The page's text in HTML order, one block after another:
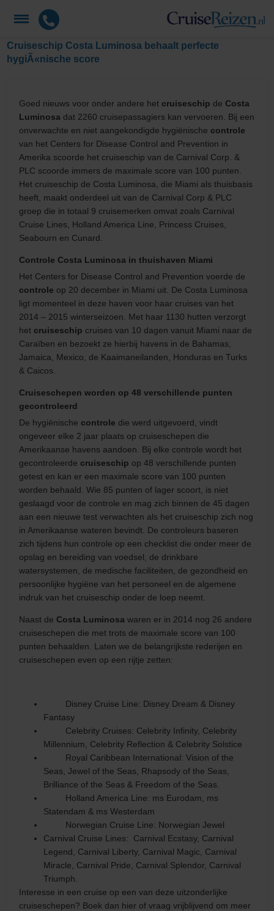
Cruiseschip Costa Luminosa behaalt perfecte
hygiÃ«nische score
Goed nieuws voor onder andere het cruiseschip de Costa
Luminosa dat 2260 cruisepassagiers kan vervoeren. Bij een
onverwachte en niet aangekondigde hygiënische controle
van het Centers for Disease Control and Prevention in
Amerika scoorde het cruiseschip van de Carnival Corp. &
PLC scoorde immers de maximale score van 100 punten.
Het cruiseschip de Costa Luminosa, die Miami als thuisbasis
heeft, maakt onderdeel uit van de Carnival Corp & PLC
groep die in totaal 9 cruisemerken omvat zoals Carnival
Cruise Lines, Holland America Line, Princess Cruises,
Seabourn en Cunard.
Controle Costa Luminosa in thuishaven Miami
Het Centers for Disease Control and Prevention voerde de
controle op 20 december in Miami uit. De Costa Luminosa
ligt momenteel in deze haven voor haar cruises van het
2014 – 2015 winterseizoen. Met haar 1130 hutten verzorgt
het cruiseschip cruises van 10 dagen vanuit Miami naar de
Caraïben en bezoekt ze hierbij havens in de Bahamas,
Jamaica, Mexico, de Kaaimaneilanden, Honduras en Turks
& Caicos.
Cruiseschepen worden op 48 verschillende punten
gecontroleerd
De hygiënische controle die werd uitgevoerd, vindt
ongeveer elke 2 jaar plaats op cruiseschepen die
Amerikaanse havens aandoen. Bij elke controle wordt het
gecontroleerde cruiseschip op 48 verschillende punten
getest en kan er een maximale score van 100 punten
worden behaald. Wie 85 punten of lager scoort, is niet
geslaagd voor de controle en mag zich binnen de 45 dagen
aan een nieuwe test verwachten als het cruiseschip zich nog
in Amerikaanse wateren bevindt. De controleurs baseren
zich tijdens hun controle op een checklist die onder meer de
opslag en bereiding van voedsel, de drinkbare
watersystemen, de medische faciliteiten, de gezondheid en
persoonlijke hygiëne van het personeel en de algemene
indruk van het cruiseschip onder de loep neemt.
Naast de Costa Luminosa waren er in 2014 nog 26 andere
cruiseschepen die met trots de maximale score van 100
punten behaalden. Laten we de belangrijkste rederijen en
cruiseschepen even op een rijtje zetten:
Disney Cruise Line: Disney Dream & Disney
Fantasy
Celebrity Cruises: Celebrity Infinity, Celebrity
Millennium, Celebrity Reflection & Celebrity Solstice
Royal Caribbean International: Vision of the
Seas, Jewel of the Seas, Rhapsody of the Seas,
Brilliance of the Seas & Freedom of the Seas.
Holland America Line: ms Eurodam, ms
Statendam & ms Westerdam
Norwegian Cruise Line: Norwegian Jewel
Carnival Cruise Lines: Carnival Ecstasy, Carnival
Legend, Carnival Liberty, Carnival Magic, Carnival
Miracle, Carnival Pride, Carnival Splendor, Carnival
Triumph.
Interesse in een cruise op een van deze uitzonderlijke
cruiseschepen? Boek dan hier of vraag vrijblijvend om meer